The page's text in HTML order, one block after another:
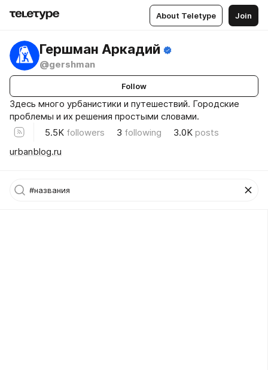
About Teletype Join
Гершман Аркадий
@gershman
Follow
Здесь много урбанистики и путешествий. Городские
проблемы и их решения простыми словами.
5.5K followers 3 following 3.0K posts
urbanblog.ru